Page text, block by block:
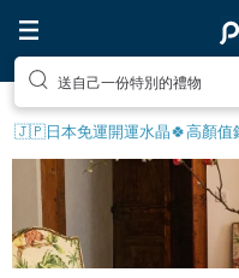
送自己一份特別的禮物
🇯🇵日本免運開運水晶🍀高顏值